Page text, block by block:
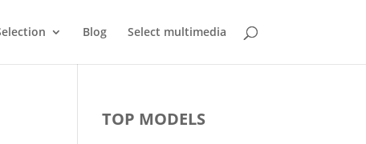
Blog Select multimedia
TOP MODELS